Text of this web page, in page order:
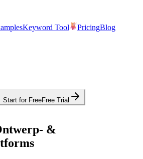
Keyword Tool PricingBlog
Start for FreeFree Trial
&